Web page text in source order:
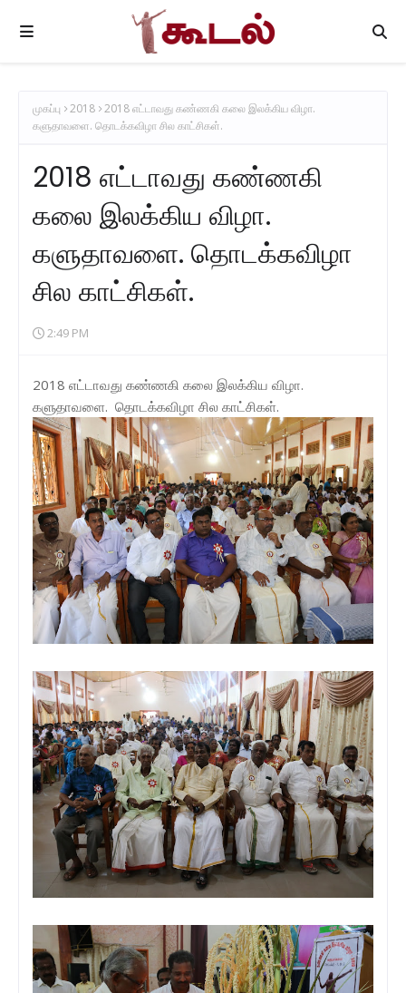
முகப்பு 2018 2018 எட்டாவது கண்ணகி கலை இலக்கிய விழா.
களுதாவளை. தொடக்கவிழா சில காட்சிகள்.
2018 எட்டாவது கண்ணகி
கலை இலக்கிய விழா.
களுதாவளை. தொடக்கவிழா
சில காட்சிகள்.
2:49 PM
2018 எட்டாவது கண்ணகி கலை இலக்கிய விழா.
களுதாவளை. தொடக்கவிழா சில காட்சிகள்.